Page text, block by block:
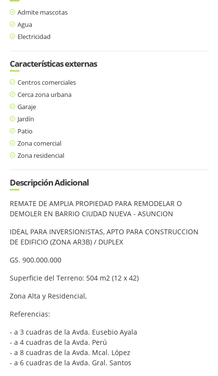
Admite mascotas
Agua
Electricidad
Características externas
Centros comerciales
Cerca zona urbana
Garaje
Jardín
Patio
Zona comercial
Zona residencial
Descripción Adicional
REMATE DE AMPLIA PROPIEDAD PARA REMODELAR O
DEMOLER EN BARRIO CIUDAD NUEVA - ASUNCION
IDEAL PARA INVERSIONISTAS, APTO PARA CONSTRUCCION
DE EDIFICIO (ZONA AR3B) / DUPLEX
GS. 900.000.000
Superficie del Terreno: 504 m2 (12 x 42)
Zona Alta y Residencial,
Referencias:
- a 3 cuadras de la Avda. Eusebio Ayala
- a 4 cuadras de la Avda. Perú
- a 8 cuadras de la Avda. Mcal. López
- a 6 cuadras de la Avda. Gral. Santos